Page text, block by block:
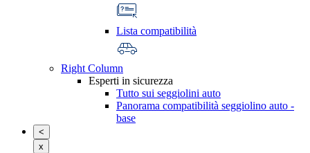
Lista compatibilità
Right Column
Esperti in sicurezza
Tutto sui seggiolini auto
Panorama compatibilità seggiolino auto -
base
<
x